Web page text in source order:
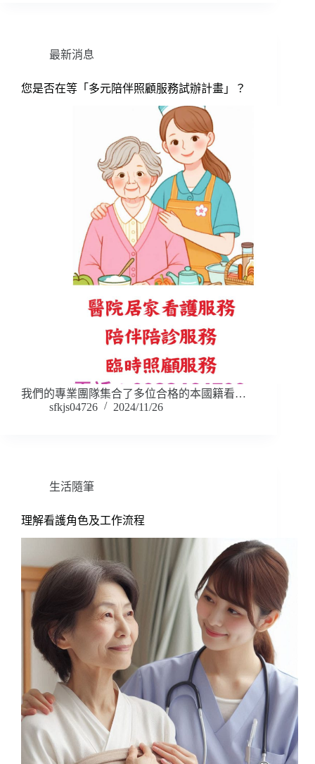
最新消息
您是否在等「多元陪伴照顧服務試辦計畫」？
我們的專業團隊集合了多位合格的本國籍看…
sfkjs04726
2024/11/26
生活隨筆
理解看護角色及工作流程